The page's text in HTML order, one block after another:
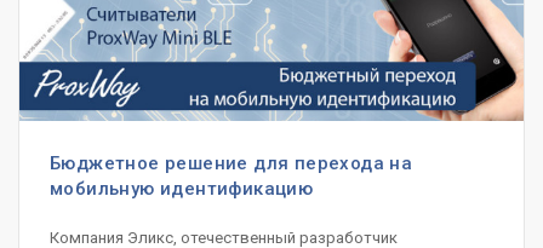
Бюджетное решение для перехода на
мобильную идентификацию
Компания Эликс, отечественный разработчик